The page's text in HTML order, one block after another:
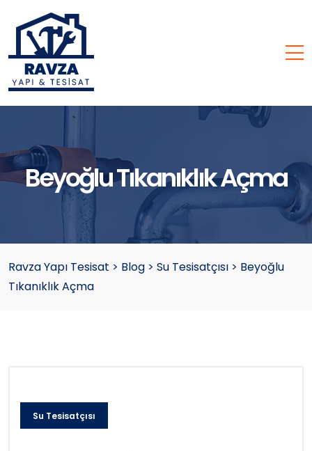
Beyoğlu Tıkanıklık Açma
Ravza Yapı Tesisat > Blog > Su Tesisatçısı > Beyoğlu
Tıkanıklık Açma
Su Tesisatçısı